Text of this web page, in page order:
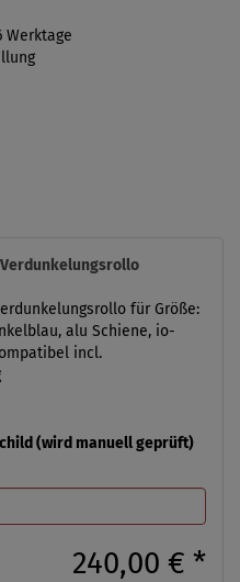
Werktage
Verdunkelungsrollo
für Größe:
alu Schiene, io-
incl.
(wird manuell geprüft)
240,00 € *